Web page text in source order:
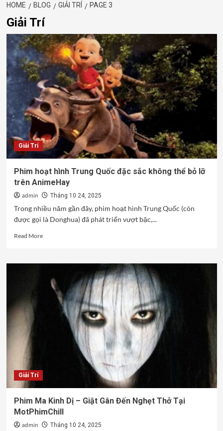
HOME BLOG GIẢI TRÍ PAGE 3
Giải Trí
Giải Trí
Phim hoạt hình Trung Quốc đặc sắc không thể bỏ lỡ
trên AnimeHay
admin Tháng 10 24, 2025
Trong nhiều năm gần đây, phim hoạt hình Trung Quốc (còn
được gọi là Donghua) đã phát triển vượt bậc,...
Read MoreRead
Phim
hình
Trung
Giải Trí
Phim Ma Kinh Dị – Giật Gân Đến Nghẹt Thở Tại
MotPhimChill
admin Tháng 10 24, 2025